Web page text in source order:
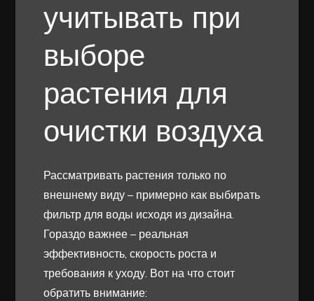
учитывать при
выборе
растения для
очистки воздуха
Рассматривать растения только по
внешнему виду – примерно как выбирать
фильтр для воды исходя из дизайна.
Гораздо важнее – реальная
эффективность, скорость роста и
требования к уходу. Вот на что стоит
обратить внимание: